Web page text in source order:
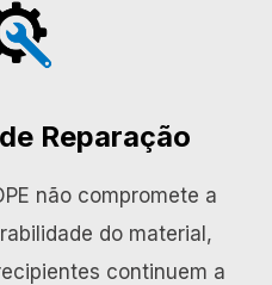
Reparação
não compromete a
do material,
continuem a